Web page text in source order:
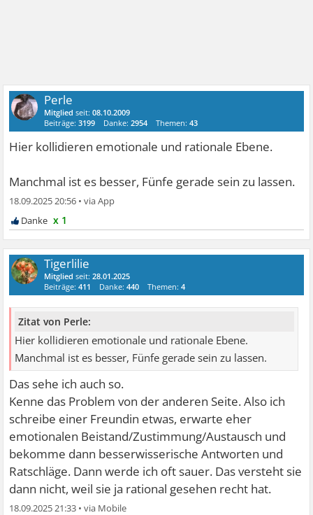
Perle
Mitglied seit:08.10.2009
Beiträge:3199 Danke:2954 Themen:43
Hier kollidieren emotionale und rationale Ebene.
Manchmal ist es besser, Fünfe gerade sein zu lassen.
18.09.2025 20:56 •
x 1
Tigerlilie
Mitglied seit:28.01.2025
Beiträge:411 Danke:440 Themen:4
Zitat von Perle:
Hier kollidieren emotionale und rationale Ebene.
Manchmal ist es besser, Fünfe gerade sein zu lassen.
Das sehe ich auch so.
Kenne das Problem von der anderen Seite. Also ich
schreibe einer Freundin etwas, erwarte eher
emotionalen Beistand/Zustimmung/Austausch und
bekomme dann besserwisserische Antworten und
Ratschläge. Dann werde ich oft sauer. Das versteht sie
dann nicht, weil sie ja rational gesehen recht hat.
18.09.2025 21:33 •